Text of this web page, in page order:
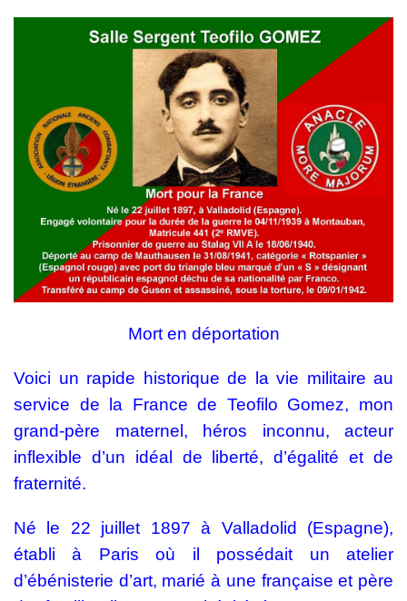
Mort en déportation
Voici un rapide historique de la vie militaire au
service de la France de Teofilo Gomez, mon
grand-père maternel, héros inconnu, acteur
inflexible d’un idéal de liberté, d’égalité et de
fraternité.
Né le 22 juillet 1897 à Valladolid (Espagne),
établi à Paris où il possédait un atelier
d’ébénisterie d’art, marié à une française et père